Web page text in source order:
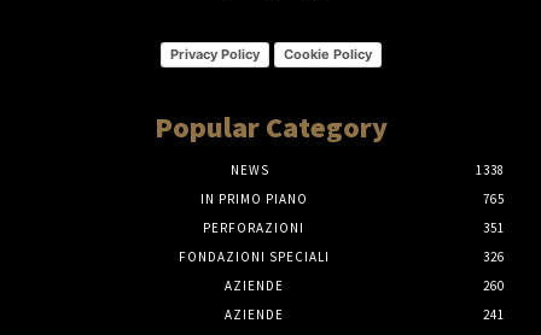
Privacy Policy Cookie Policy
Popular Category
NEWS
1338
IN PRIMO PIANO
765
PERFORAZIONI
351
FONDAZIONI SPECIALI
326
AZIENDE
260
AZIENDE
241